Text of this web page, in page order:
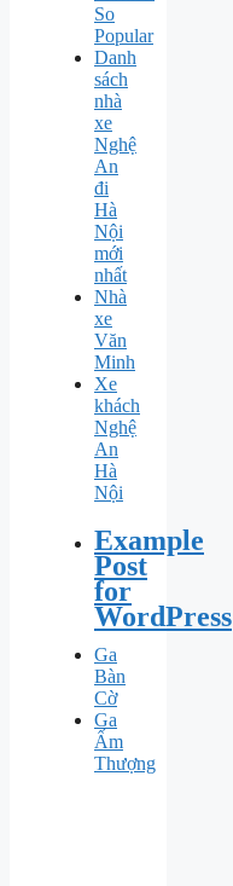
So
Popular
Danh
sách
nhà
xe
Nghệ
An
đi
Hà
Nội
mới
nhất
Nhà
xe
Văn
Minh
Xe
khách
Nghệ
An
Hà
Nội
Example
Post
for
WordPress
Ga
Bàn
Cờ
Ga
Ấm
Thượng